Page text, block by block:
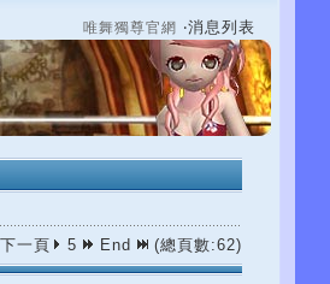
唯舞獨尊官網 ‧消息列表
下一頁 5 End (總頁數:62)